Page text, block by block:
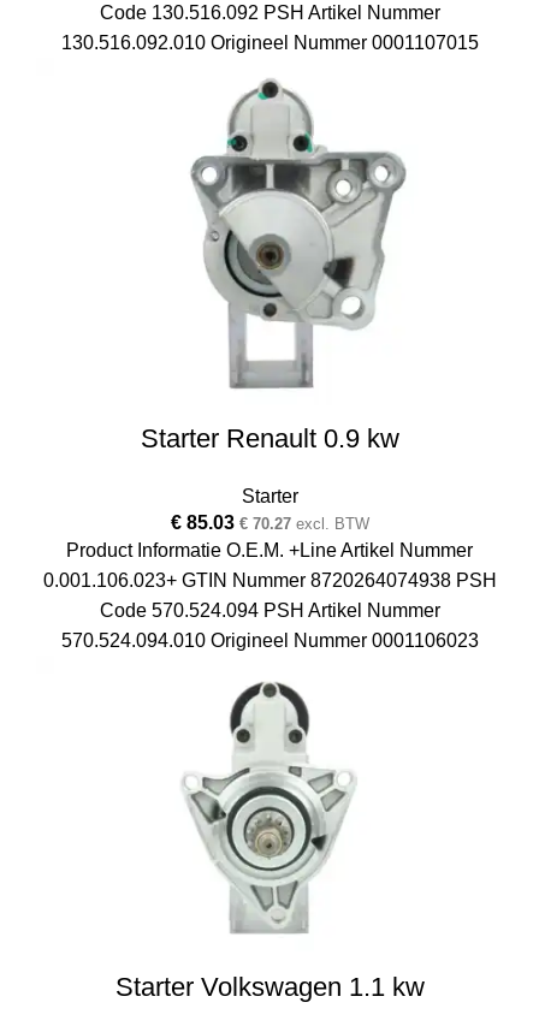
Code 130.516.092 PSH Artikel Nummer
130.516.092.010 Origineel Nummer 0001107015
Starter Renault 0.9 kw
Starter
€85.03 €70.27excl. BTW
Product Informatie O.E.M. +Line Artikel Nummer
0.001.106.023+ GTIN Nummer 8720264074938 PSH
Code 570.524.094 PSH Artikel Nummer
570.524.094.010 Origineel Nummer 0001106023
Starter Volkswagen 1.1 kw